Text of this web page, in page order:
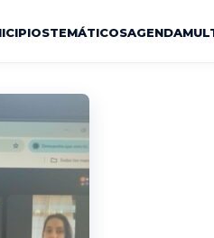
TEMÁTICOSAGENDA